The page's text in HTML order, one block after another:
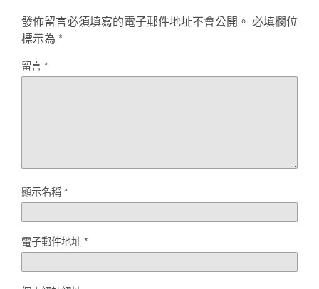
發佈留言必須填寫的電子郵件地址不會公開。 必填欄位
標示為 *
留言*
顯示名稱*
電子郵件地址*